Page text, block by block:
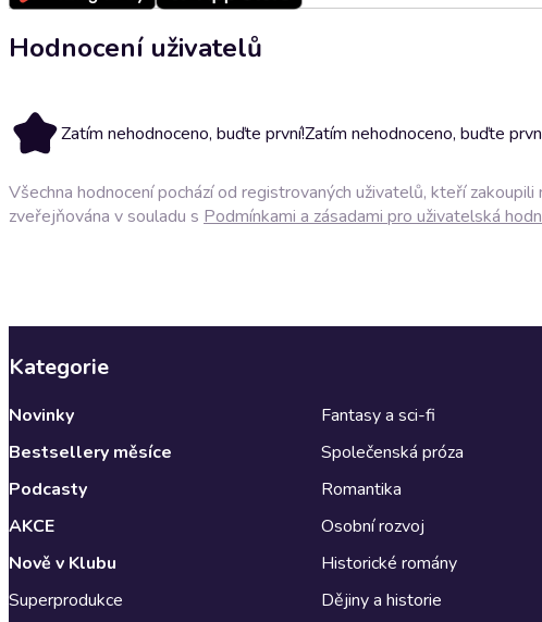
Hodnocení uživatelů
Zatím nehodnoceno, buďte první!Zatím nehodnoceno, buďte
Všechna hodnocení pochází od registrovaných uživatelů, kteří
zveřejňována v souladu s Podmínkami a zásadami pro uživatelská
Kategorie
Novinky
Bestsellery měsíce
Podcasty
AKCE
Nově v Klubu
Superprodukce
Fantasy a sci-fi
Společenská próza
Romantika
Osobní rozvoj
Historické romány
Dějiny a historie